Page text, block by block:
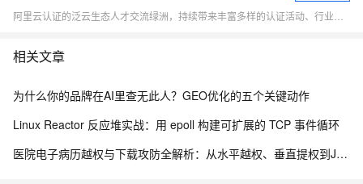
相关文章
为什么你的品牌在AI里查无此人？GEO优化的五个关键动作
Linux Reactor 反应堆实战：用 epoll 构建可扩展的 TCP 事件循环
医院电子病历越权与下载攻防全解析：从水平越权、垂直提权到JWT防线与目录穿越